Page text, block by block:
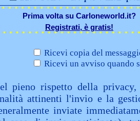
Prima volta su Carloneworld.it?
Registrati, è gratis!
Ricevi copia del
Ricevi un avviso quando
pieno rispetto della
attinenti l'invio e la
inviate